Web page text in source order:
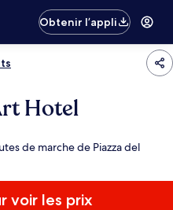
Obtenir l’appli
Hotel
de marche de Piazza del
voir les prix